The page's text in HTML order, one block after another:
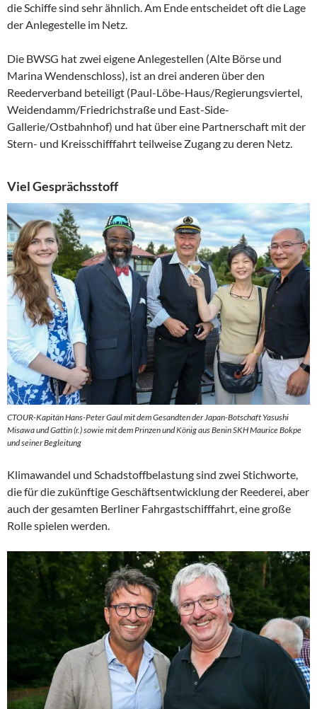
die Schiffe sind sehr ähnlich. Am Ende entscheidet oft die Lage
der Anlegestelle im Netz.
Die BWSG hat zwei eigene Anlegestellen (Alte Börse und
Marina Wendenschloss), ist an drei anderen über den
Reederverband beteiligt (Paul-Löbe-Haus/Regierungsviertel,
Weidendamm/Friedrichstraße und East-Side-
Gallerie/Ostbahnhof) und hat über eine Partnerschaft mit der
Stern- und Kreisschifffahrt teilweise Zugang zu deren Netz.
Viel Gesprächsstoff
CTOUR-Kapitän Hans-Peter Gaul mit dem Gesandten der Japan-Botschaft Yasushi
Misawa und Gattin (r.) sowie mit dem Prinzen und König aus Benin SKH Maurice Bokpe
und seiner Begleitung
Klimawandel und Schadstoffbelastung sind zwei Stichworte,
die für die zukünftige Geschäftsentwicklung der Reederei, aber
auch der gesamten Berliner Fahrgastschifffahrt, eine große
Rolle spielen werden.